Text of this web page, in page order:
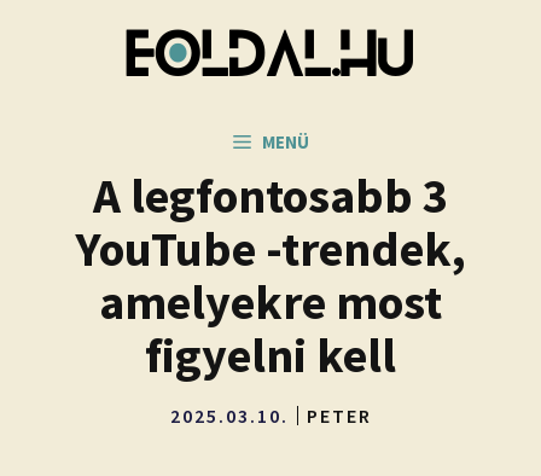
MENÜ
A legfontosabb 3
YouTube -trendek,
amelyekre most
figyelni kell
2025.03.10. PETER